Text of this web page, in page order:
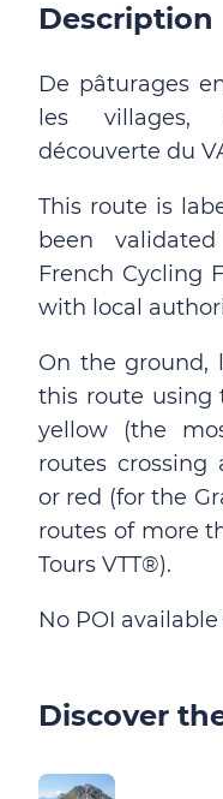
Description
De pâturages
les villages,
découverte du
This route is
been
French Cycling
with local
On the ground,
this route using
yellow (the
routes crossing
or red (for the
routes of more
Tours VTT®).
No POI
Discover